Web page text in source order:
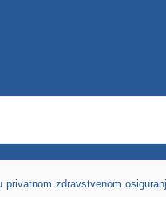
privatnom zdravstvenom